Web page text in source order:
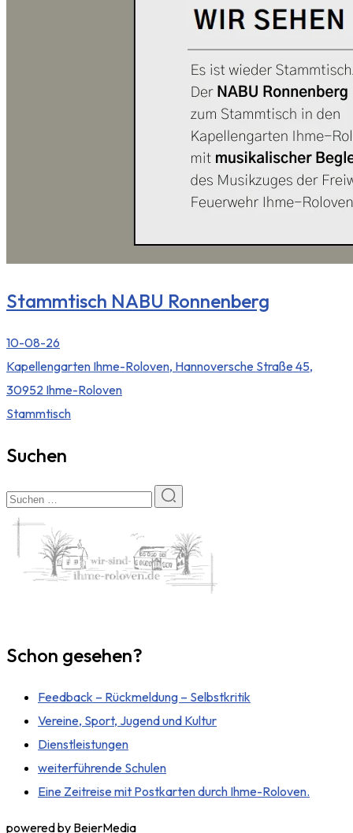
Stammtisch NABU Ronnenberg
10-08-26
Kapellengarten Ihme-Roloven, Hannoversche Straße 45,
30952 Ihme-Roloven
Stammtisch
Suchen
Schon gesehen?
Feedback – Rückmeldung – Selbstkritik
Vereine, Sport, Jugend und Kultur
Dienstleistungen
weiterführende Schulen
Eine Zeitreise mit Postkarten durch Ihme-Roloven.
powered by BeierMedia